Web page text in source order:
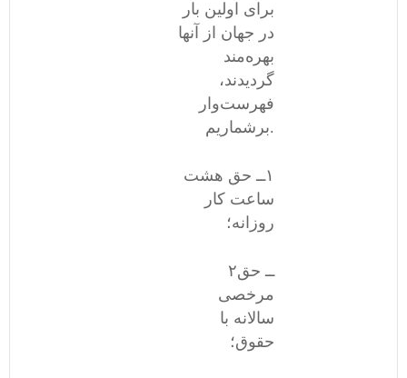
برای اولین بار
در جهان از آنها
بهره‌مند
گردیدند،
فهرست‌وار
برشماریم.
١ــ حق هشت
ساعت کار
روزانه؛
۲ــ حق
مرخصی
سالانه با
حقوق؛